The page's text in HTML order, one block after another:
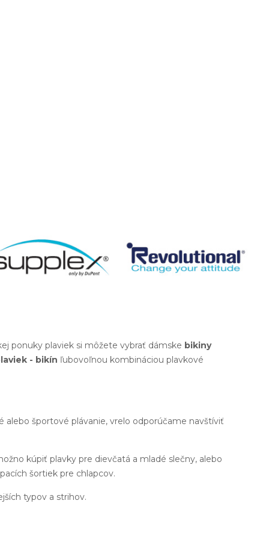
ponuky plaviek si môžete vybrať dámske bikiny
- bikín ľubovoľnou kombináciou plavkové
športové plávanie, vrelo odporúčame navštíviť
kúpiť plavky pre dievčatá a mladé slečny, alebo
šortiek pre chlapcov.
typov a strihov.